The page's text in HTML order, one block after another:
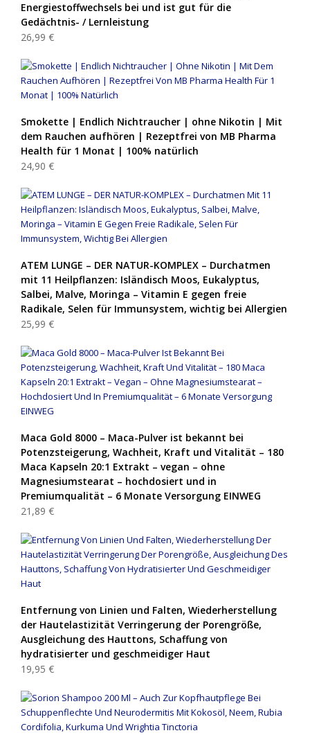
Energiestoffwechsels bei und ist gut für die
Gedächtnis- / Lernleistung
26,99 €
Smokette | Endlich Nichtraucher | ohne Nikotin | Mit
dem Rauchen aufhören | Rezeptfrei von MB Pharma
Health für 1 Monat | 100% natürlich
24,90 €
ATEM LUNGE – DER NATUR-KOMPLEX – Durchatmen
mit 11 Heilpflanzen: Isländisch Moos, Eukalyptus,
Salbei, Malve, Moringa – Vitamin E gegen freie
Radikale, Selen für Immunsystem, wichtig bei Allergien
25,99 €
Maca Gold 8000 – Maca-Pulver ist bekannt bei
Potenzsteigerung, Wachheit, Kraft und Vitalität – 180
Maca Kapseln 20:1 Extrakt – vegan – ohne
Magnesiumstearat – hochdosiert und in
Premiumqualität – 6 Monate Versorgung EINWEG
21,89 €
Entfernung von Linien und Falten, Wiederherstellung
der Hautelastizität Verringerung der Porengröße,
Ausgleichung des Hauttons, Schaffung von
hydratisierter und geschmeidiger Haut
19,95 €